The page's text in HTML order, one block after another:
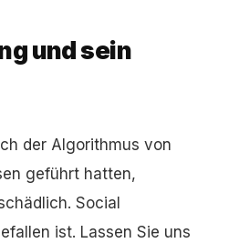
und sein
der Algorithmus von
geführt hatten,
Social
ist. Lassen Sie uns